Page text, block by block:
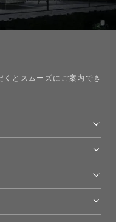
とスムーズにご案内でき